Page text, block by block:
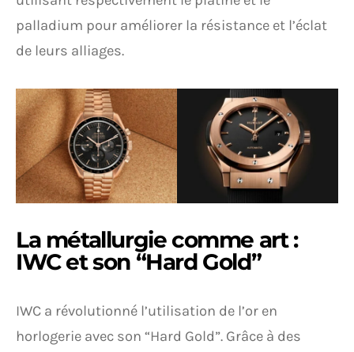
palladium pour améliorer la résistance et l’éclat
de leurs alliages.
La métallurgie comme art :
IWC et son “Hard Gold”
IWC a révolutionné l’utilisation de l’or en
horlogerie avec son “Hard Gold”. Grâce à des